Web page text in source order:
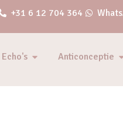
+31 6 12 704 364
Echo's Anticonceptie